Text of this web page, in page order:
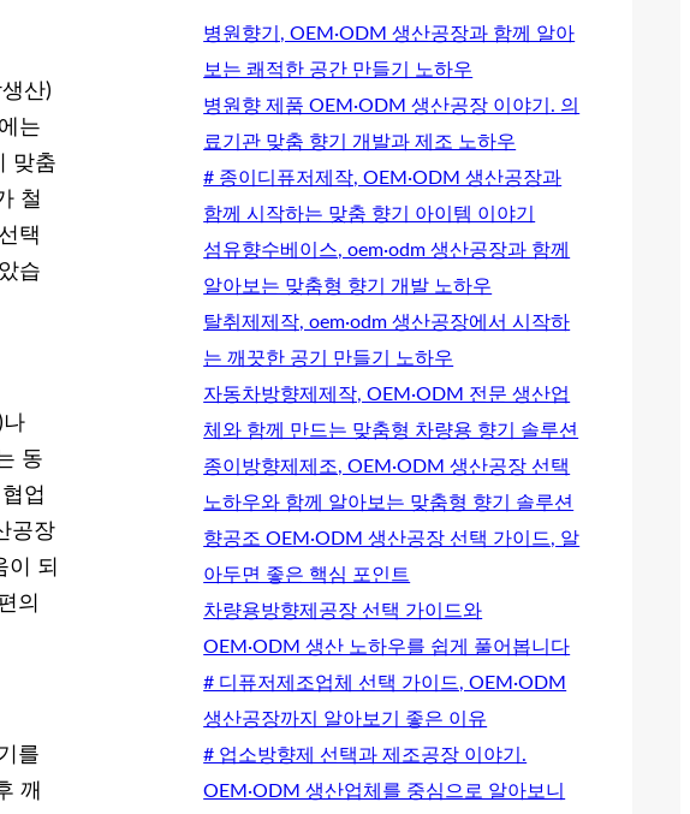
산)
는
맞춤
철
택
습
나
동
업
공장
되
의
를
깨
병원향기, OEM·ODM 생산공장과 함께 알아
보는 쾌적한 공간 만들기 노하우
병원향 제품 OEM·ODM 생산공장 이야기. 의
료기관 맞춤 향기 개발과 제조 노하우
# 종이디퓨저제작, OEM·ODM 생산공장과
함께 시작하는 맞춤 향기 아이템 이야기
섬유향수베이스, oem·odm 생산공장과 함께
알아보는 맞춤형 향기 개발 노하우
탈취제제작, oem·odm 생산공장에서 시작하
는 깨끗한 공기 만들기 노하우
자동차방향제제작, OEM·ODM 전문 생산업
체와 함께 만드는 맞춤형 차량용 향기 솔루션
종이방향제제조, OEM·ODM 생산공장 선택
노하우와 함께 알아보는 맞춤형 향기 솔루션
향공조 OEM·ODM 생산공장 선택 가이드, 알
아두면 좋은 핵심 포인트
차량용방향제공장 선택 가이드와
OEM·ODM 생산 노하우를 쉽게 풀어봅니다
# 디퓨저제조업체 선택 가이드, OEM·ODM
생산공장까지 알아보기 좋은 이유
# 업소방향제 선택과 제조공장 이야기.
OEM·ODM 생산업체를 중심으로 알아보니